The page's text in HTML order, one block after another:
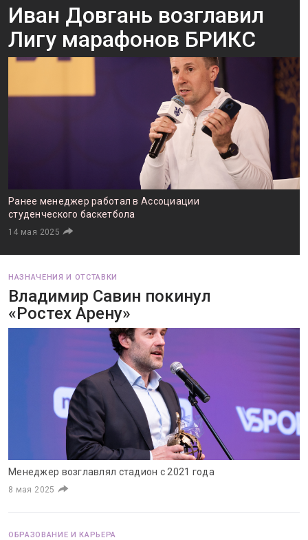
Иван Довгань возглавил
Лигу марафонов БРИКС
Ранее менеджер работал в Ассоциации
студенческого баскетбола
14 мая 2025
НАЗНАЧЕНИЯ И ОТСТАВКИ
Владимир Савин покинул
«Ростех Арену»
Менеджер возглавлял стадион с 2021 года
8 мая 2025
ОБРАЗОВАНИЕ И КАРЬЕРА